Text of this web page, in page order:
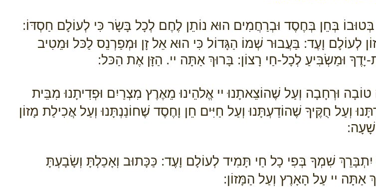
בְּחֵן בְּחֶסֶד וּבְרַחֲמִים הוּא נוֹתֵן לֶחֶם לְכָל בָּשָׂר כִּי לְעוֹלָם חַסְדּוֹ:
לְעוֹלָם וָעֶד: בַּעֲבוּר שְׁמוֹ הַגָּדוֹל כִּי הוּא אֵל זָן וּמְפַרְנֵס לַכּל וּמֵטִיב
וּמַשְׂבִּיעַ לְכָל-חַי רָצוֹן: בָּרוּךְ אַתָּה יי. הַזָּן אֶת הַכּל:
וּרְחָבָה וְעַל שֶׁהוֹצֵאתָנוּ יי אֱלהֵינוּ מֵאֶרֶץ מִצְרַיִם וּפְדִיתָנוּ מִבֵּית
חֻקֶּיךָ שֶׁהוֹדַעְתָּנוּ וְעַל חַיִּים חֵן וָחֶסֶד שֶׁחוֹנַנְתָּנוּ וְעַל אֲכִילַת מָזוֹן
שָׁעָה:
יִתְבָּרֵךְ שִׁמְךָ בְּפִי כָל חַי תָּמִיד לְעוֹלָם וָעֶד: כַּכָּתוּב וְאָכַלְתָּ וְשָׂבָעְתָּ
יי עַל הָאָרֶץ וְעַל הַמָּזוֹן: